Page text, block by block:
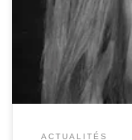
dans le milieu du
de casting aiment
ACTUALITÉS